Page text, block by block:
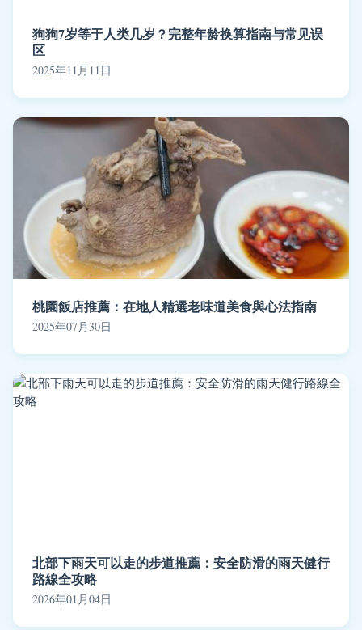
狗狗7岁等于人类几岁？完整年龄换算指南与常见误
区
2025年11月11日
桃園飯店推薦：在地人精選老味道美食與心法指南
2025年07月30日
北部下雨天可以走的步道推薦：安全防滑的雨天健行
路線全攻略
2026年01月04日